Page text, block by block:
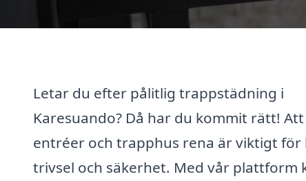
Letar du efter pålitlig trappstädning i
Karesuando? Då har du kommit rätt!
entréer och trapphus rena är viktigt för
trivsel och säkerhet. Med vår plattform